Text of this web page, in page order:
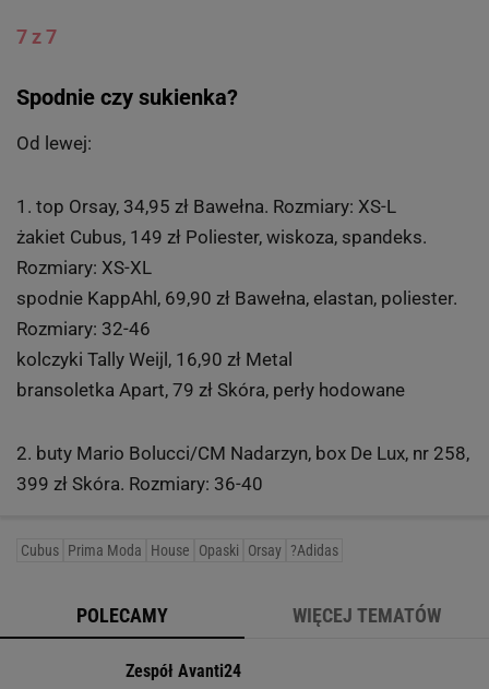
7 z 7
Spodnie czy sukienka?
Od lewej:
1. top Orsay, 34,95 zł Bawełna. Rozmiary: XS-L
żakiet Cubus, 149 zł Poliester, wiskoza, spandeks.
Rozmiary: XS-XL
spodnie KappAhl, 69,90 zł Bawełna, elastan, poliester.
Rozmiary: 32-46
kolczyki Tally Weijl, 16,90 zł Metal
bransoletka Apart, 79 zł Skóra, perły hodowane
2. buty Mario Bolucci/CM Nadarzyn, box De Lux, nr 258,
399 zł Skóra. Rozmiary: 36-40
Cubus Prima Moda House Opaski Orsay ?Adidas
POLECAMY WIĘCEJ TEMATÓW
Zespół Avanti24